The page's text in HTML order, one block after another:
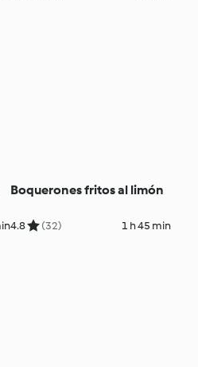
Boquerones fritos al limón
4.8 (32) 1 h 45 min